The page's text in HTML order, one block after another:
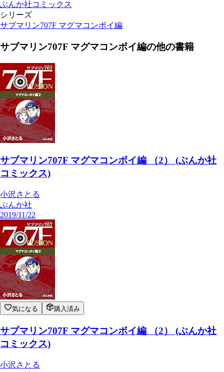
ぶんか社コミックス
シリーズ
サブマリン707F マグマコンボイ編
サブマリン707F マグマコンボイ編の他の書籍
サブマリン707F マグマコンボイ編 （2） (ぶんか社
コミックス)
小沢さとる
ぶんか社
2019/11/22
気になる 購入済み
サブマリン707F マグマコンボイ編 （2） (ぶんか社
コミックス)
小沢さとる